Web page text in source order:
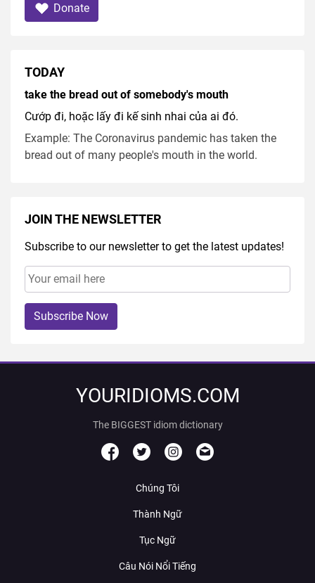
Donate
TODAY
take the bread out of somebody's mouth
Cướp đi, hoặc lấy đi kế sinh nhai của ai đó.
Example: The Coronavirus pandemic has taken the
bread out of many people's mouth in the world.
JOIN THE NEWSLETTER
Subscribe to our newsletter to get the latest updates!
Subscribe Now
YOURIDIOMS.COM
The BIGGEST idiom dictionary
Chúng Tôi
Thành Ngữ
Tục Ngữ
Câu Nói Nổi Tiếng